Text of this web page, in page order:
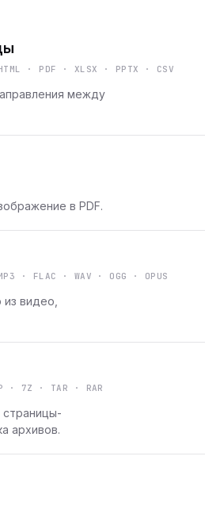
· PDF · XLSX · PPTX · CSV
между
в PDF.
· FLAC · WAV · OGG · OPUS
видео,
· 7Z · TAR · RAR
страницы-
архивов.